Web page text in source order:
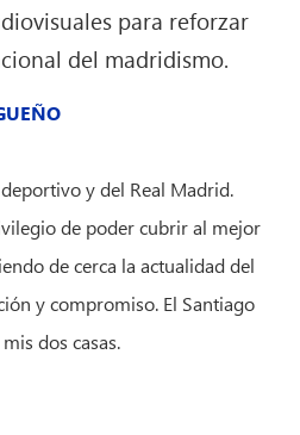
para reforzar
del madridismo.
y del Real Madrid.
de poder cubrir al mejor
de cerca la actualidad del
y compromiso. El Santiago
dos casas.